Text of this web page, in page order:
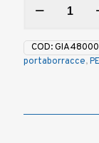
GIANT
600
cc
BPA
COD:
portaborracce,